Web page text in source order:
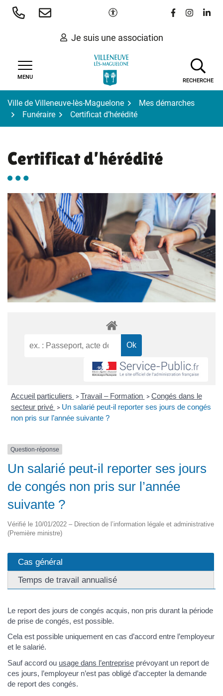
Aller
Paramètres d'accessibilité
Lien vers le
Lien vers
Lien
Je suis une association
MENU
RECHERCHE
Ville de Villeneuve-lès-Maguelone
Mes démarches
Funéraire
Certificat d’hérédité
Certificat d’hérédité
Accueil particuliers > Travail – Formation > Congés dans le
secteur privé > Un salarié peut-il reporter ses jours de congés
non pris sur l’année suivante ?
Question-réponse
Un salarié peut-il reporter ses jours
de congés non pris sur l’année
suivante ?
Vérifié le 10/01/2022 – Direction de l’information légale et administrative
(Première ministre)
Cas général
Temps de travail annualisé
Le report des jours de congés acquis, non pris durant la période
de prise de congés, est possible.
Cela est possible uniquement en cas d’accord entre l’employeur
et le salarié.
Sauf accord ou usage dans l’entreprise prévoyant un report de
ces jours, l’employeur n’est pas obligé d’accepter la demande
de report des congés.